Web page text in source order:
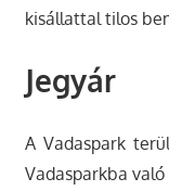
kisállattal tilos
Jegyár
A Vadaspark
Vadasparkba